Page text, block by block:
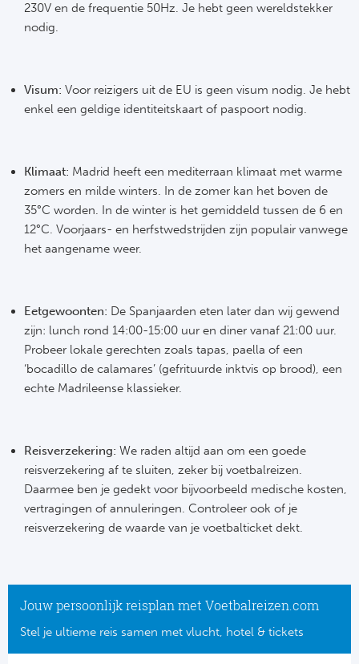
230V en de frequentie 50Hz. Je hebt geen wereldstekker
nodig.
Visum: Voor reizigers uit de EU is geen visum nodig. Je hebt
enkel een geldige identiteitskaart of paspoort nodig.
Klimaat: Madrid heeft een mediterraan klimaat met warme
zomers en milde winters. In de zomer kan het boven de
35°C worden. In de winter is het gemiddeld tussen de 6 en
12°C. Voorjaars- en herfstwedstrijden zijn populair vanwege
het aangename weer.
Eetgewoonten: De Spanjaarden eten later dan wij gewend
zijn: lunch rond 14:00-15:00 uur en diner vanaf 21:00 uur.
Probeer lokale gerechten zoals tapas, paella of een
‘bocadillo de calamares’ (gefrituurde inktvis op brood), een
echte Madrileense klassieker.
Reisverzekering: We raden altijd aan om een goede
reisverzekering af te sluiten, zeker bij voetbalreizen.
Daarmee ben je gedekt voor bijvoorbeeld medische kosten,
vertragingen of annuleringen. Controleer ook of je
reisverzekering de waarde van je voetbalticket dekt.
Jouw persoonlijk reisplan met Voetbalreizen.com
Stel je ultieme reis samen met vlucht, hotel & tickets